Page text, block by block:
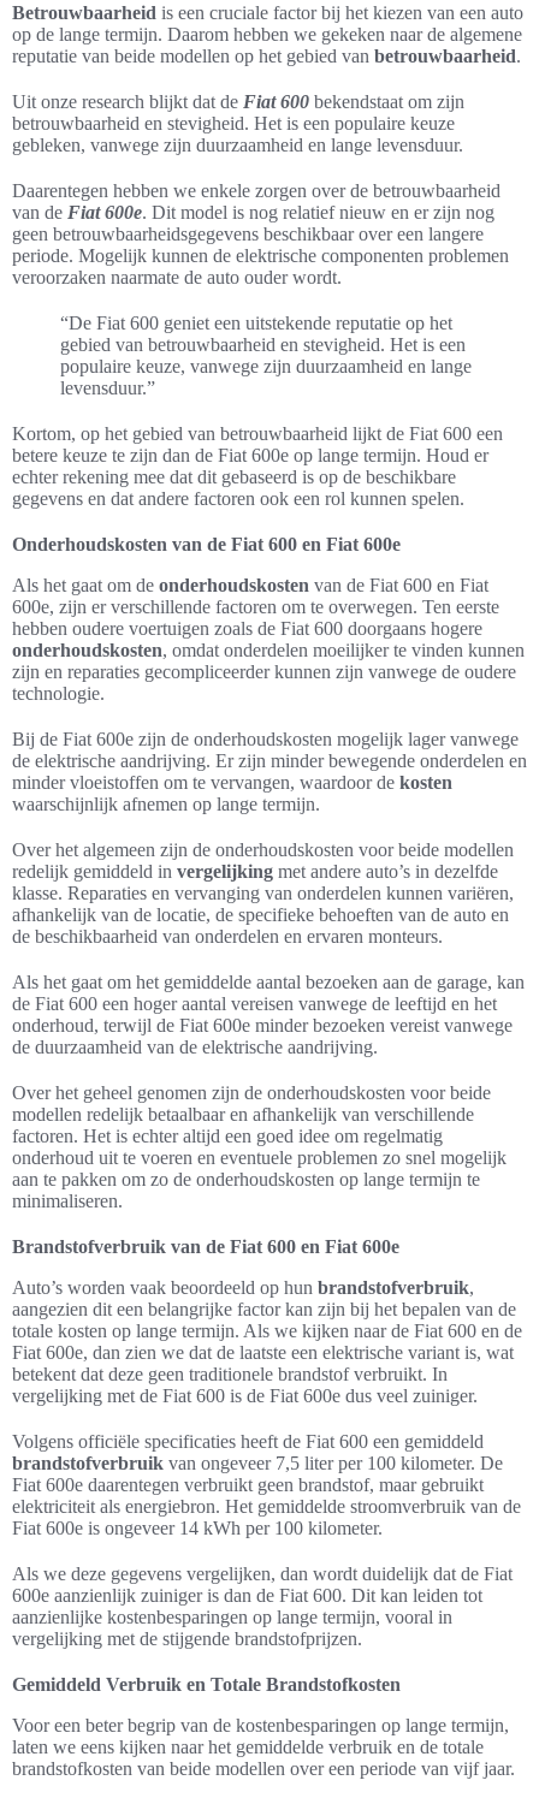
Betrouwbaarheid is een cruciale factor bij het kiezen van een auto
op de lange termijn. Daarom hebben we gekeken naar de algemene
reputatie van beide modellen op het gebied van betrouwbaarheid.
Uit onze research blijkt dat de Fiat 600 bekendstaat om zijn
betrouwbaarheid en stevigheid. Het is een populaire keuze
gebleken, vanwege zijn duurzaamheid en lange levensduur.
Daarentegen hebben we enkele zorgen over de betrouwbaarheid
van de Fiat 600e. Dit model is nog relatief nieuw en er zijn nog
geen betrouwbaarheidsgegevens beschikbaar over een langere
periode. Mogelijk kunnen de elektrische componenten problemen
veroorzaken naarmate de auto ouder wordt.
“De Fiat 600 geniet een uitstekende reputatie op het
gebied van betrouwbaarheid en stevigheid. Het is een
populaire keuze, vanwege zijn duurzaamheid en lange
levensduur.”
Kortom, op het gebied van betrouwbaarheid lijkt de Fiat 600 een
betere keuze te zijn dan de Fiat 600e op lange termijn. Houd er
echter rekening mee dat dit gebaseerd is op de beschikbare
gegevens en dat andere factoren ook een rol kunnen spelen.
Onderhoudskosten van de Fiat 600 en Fiat 600e
Als het gaat om de onderhoudskosten van de Fiat 600 en Fiat
600e, zijn er verschillende factoren om te overwegen. Ten eerste
hebben oudere voertuigen zoals de Fiat 600 doorgaans hogere
onderhoudskosten, omdat onderdelen moeilijker te vinden kunnen
zijn en reparaties gecompliceerder kunnen zijn vanwege de oudere
technologie.
Bij de Fiat 600e zijn de onderhoudskosten mogelijk lager vanwege
de elektrische aandrijving. Er zijn minder bewegende onderdelen en
minder vloeistoffen om te vervangen, waardoor de kosten
waarschijnlijk afnemen op lange termijn.
Over het algemeen zijn de onderhoudskosten voor beide modellen
redelijk gemiddeld in vergelijking met andere auto’s in dezelfde
klasse. Reparaties en vervanging van onderdelen kunnen variëren,
afhankelijk van de locatie, de specifieke behoeften van de auto en
de beschikbaarheid van onderdelen en ervaren monteurs.
Als het gaat om het gemiddelde aantal bezoeken aan de garage, kan
de Fiat 600 een hoger aantal vereisen vanwege de leeftijd en het
onderhoud, terwijl de Fiat 600e minder bezoeken vereist vanwege
de duurzaamheid van de elektrische aandrijving.
Over het geheel genomen zijn de onderhoudskosten voor beide
modellen redelijk betaalbaar en afhankelijk van verschillende
factoren. Het is echter altijd een goed idee om regelmatig
onderhoud uit te voeren en eventuele problemen zo snel mogelijk
aan te pakken om zo de onderhoudskosten op lange termijn te
minimaliseren.
Brandstofverbruik van de Fiat 600 en Fiat 600e
Auto’s worden vaak beoordeeld op hun brandstofverbruik,
aangezien dit een belangrijke factor kan zijn bij het bepalen van de
totale kosten op lange termijn. Als we kijken naar de Fiat 600 en de
Fiat 600e, dan zien we dat de laatste een elektrische variant is, wat
betekent dat deze geen traditionele brandstof verbruikt. In
vergelijking met de Fiat 600 is de Fiat 600e dus veel zuiniger.
Volgens officiële specificaties heeft de Fiat 600 een gemiddeld
brandstofverbruik van ongeveer 7,5 liter per 100 kilometer. De
Fiat 600e daarentegen verbruikt geen brandstof, maar gebruikt
elektriciteit als energiebron. Het gemiddelde stroomverbruik van de
Fiat 600e is ongeveer 14 kWh per 100 kilometer.
Als we deze gegevens vergelijken, dan wordt duidelijk dat de Fiat
600e aanzienlijk zuiniger is dan de Fiat 600. Dit kan leiden tot
aanzienlijke kostenbesparingen op lange termijn, vooral in
vergelijking met de stijgende brandstofprijzen.
Gemiddeld Verbruik en Totale Brandstofkosten
Voor een beter begrip van de kostenbesparingen op lange termijn,
laten we eens kijken naar het gemiddelde verbruik en de totale
brandstofkosten van beide modellen over een periode van vijf jaar.